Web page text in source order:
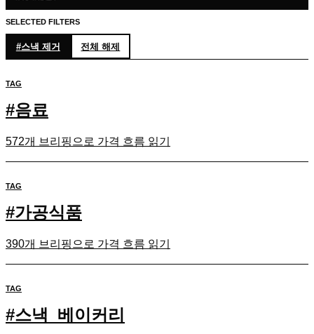
SELECTED FILTERS
#스낵 제거 전체 해제
TAG
#음료
572개 브리핑으로 가격 흐름 읽기
TAG
#가공식품
390개 브리핑으로 가격 흐름 읽기
TAG
#스낵_베이커리